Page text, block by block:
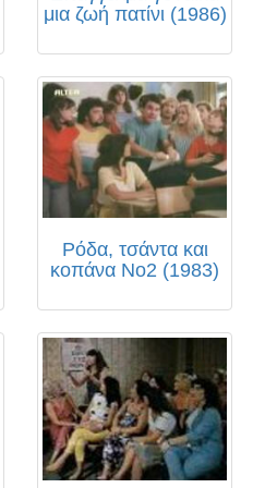
μια ζωή πατίνι (1986)
Ρόδα, τσάντα και
κοπάνα Νο2 (1983)